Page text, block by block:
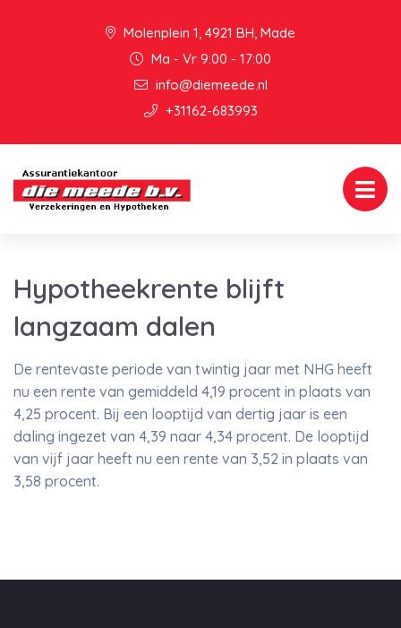
Molenplein 1, 4921 BH, Made
Ma - Vr 9:00 - 17:00
info@diemeede.nl
+31162-683993
Hypotheekrente blijft
langzaam dalen
De rentevaste periode van twintig jaar met NHG heeft
nu een rente van gemiddeld 4,19 procent in plaats van
4,25 procent. Bij een looptijd van dertig jaar is een
daling ingezet van 4,39 naar 4,34 procent. De looptijd
van vijf jaar heeft nu een rente van 3,52 in plaats van
3,58 procent.